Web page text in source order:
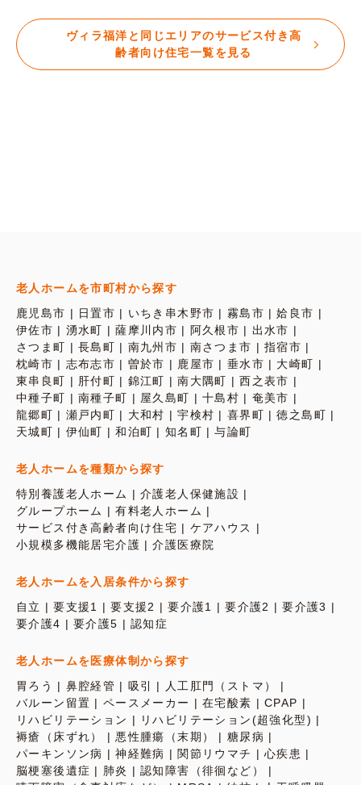
ヴィラ福洋と同じエリアのサービス付き高
齢者向け住宅一覧を見る
老人ホームを市町村から探す
鹿児島市
日置市 いちき串木野市 霧島市
姶良市
伊佐市
湧水町 薩摩川内市 阿久根市
出水市
さつま町
長島町 南九州市 南さつま市
指宿市
枕崎市
志布志市 曽於市 鹿屋市 垂水市
大崎町
東串良町
肝付町 錦江町 南大隅町
西之表市
中種子町
南種子町 屋久島町 十島村
奄美市
龍郷町
瀬戸内町 大和村 宇検村 喜界町
徳之島町
天城町
伊仙町 和泊町 知名町 与論町
老人ホームを種類から探す
特別養護老人ホーム
介護老人保健施設
グループホーム
有料老人ホーム
サービス付き高齢者向け住宅
ケアハウス
小規模多機能居宅介護
介護医療院
老人ホームを入居条件から探す
自立
要支援1 要支援2 要介護1 要介護2
要介護3
要介護4
要介護5 認知症
老人ホームを医療体制から探す
胃ろう
鼻腔経管 吸引
人工肛門（ストマ）
バルーン留置
ペースメーカー 在宅酸素
CPAP
リハビリテーション
リハビリテーション(超強化型)
褥瘡（床ずれ）
悪性腫瘍（末期）
糖尿病
パーキンソン病
神経難病 関節リウマチ
心疾患
脳梗塞後遺症
肺炎
認知障害（徘徊など）